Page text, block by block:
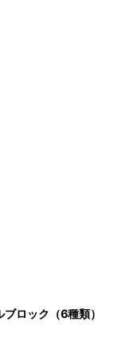
ロック（6種類）